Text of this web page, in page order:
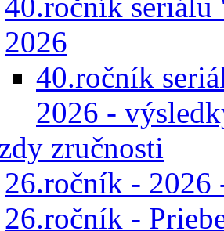
2026
40.ročník
2026 -
zručnosti
26.ročník - 2026
26.ročník -